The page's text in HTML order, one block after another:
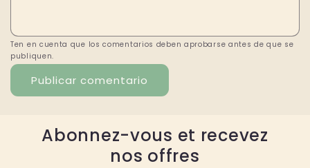
Ten en cuenta que los comentarios deben aprobarse antes de que se
publiquen.
Abonnez-vous et recevez
nos offres